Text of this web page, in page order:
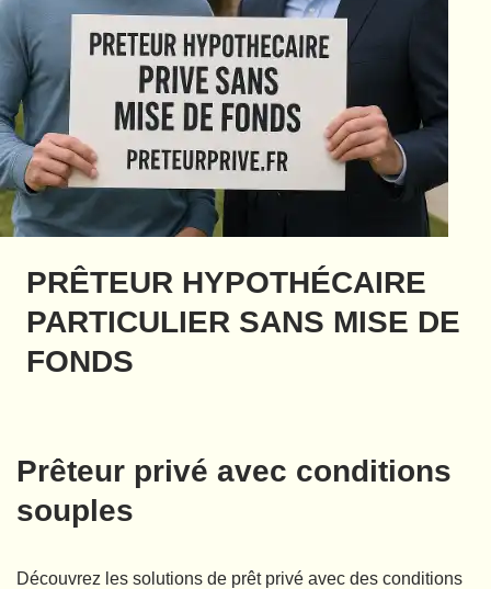
PRÊTEUR HYPOTHÉCAIRE
PARTICULIER SANS MISE DE
FONDS
Prêteur privé avec conditions
souples
Découvrez les solutions de prêt privé avec des conditions